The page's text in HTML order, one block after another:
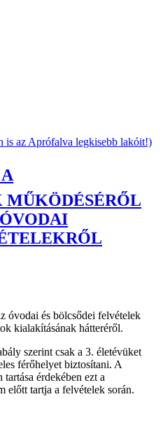
is az Aprófalva legkisebb lakóit!)
MŰKÖDÉSÉRŐL
óvodai és bölcsődei felvételek
kialakításának hátteréről.
szerint csak a 3. életévüket
férőhelyet biztosítani. A
érdekében ezt a
előtt tartja a felvételek során.